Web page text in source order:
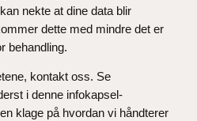
nekte at dine data blir
dette med mindre det er
behandling.
kontakt oss. Se
i denne infokapsel-
klage på hvordan vi håndterer